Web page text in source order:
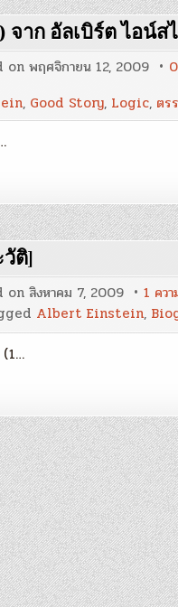
จาก อัลเบิร์ต ไอน์ส
on พฤศจิกายน 12, 2009
, Good Story, Logic, ตร
ติ]
on สิงหาคม 7, 2009 1 คว
Albert Einstein,